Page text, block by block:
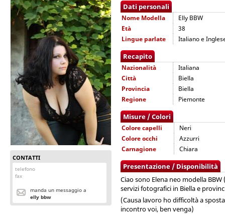
CONTATTI
telefono
fax
manda un messaggio a
elly bbw
Dati personali
Nome Modella
Elly BBW
Età
38
Lingue parlate
Italiano e
Recapito
Nazionalità
Italiana
Città
Biella
Provincia
Biella
Regione
Piemonte
Misure / Colori
Colore capelli
Neri
Colore occhi
Azzurri
Carnagione
Chiara
Presentazione / Disponibilità
Ciao sono Elena neo modella
servizi fotografici in Biella e
(Causa lavoro ho difficoltà a
incontro voi, ben venga)